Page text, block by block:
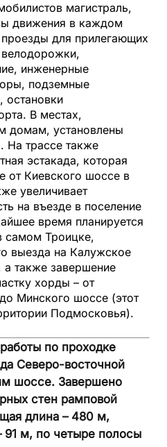
магистраль,
движения в каждом
для прилегающих
велодорожки,
инженерные
подземные
В местах,
домам, установлены
На трассе также
эстакада, которая
от Киевского шоссе в
увеличивает
на въезде в поселение
время планируется
самом Троицке,
выезда на Калужское
также завершение
хорды – от
Минского шоссе (этот
Подмосковья).
по проходке
Северо-восточной
шоссе. Завершено
стен рамповой
длина – 480 м,
91 м, по четыре полосы